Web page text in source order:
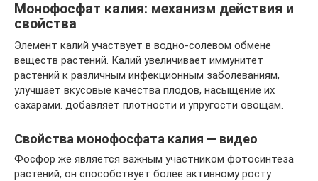
Монофосфат калия: механизм действия и
свойства
Элемент калий участвует в водно-солевом обмене
веществ растений. Калий увеличивает иммунитет
растений к различным инфекционным заболеваниям,
улучшает вкусовые качества плодов, насыщение их
сахарами. добавляет плотности и упругости овощам.
Свойства монофосфата калия — видео
Фосфор же является важным участником фотосинтеза
растений, он способствует более активному росту